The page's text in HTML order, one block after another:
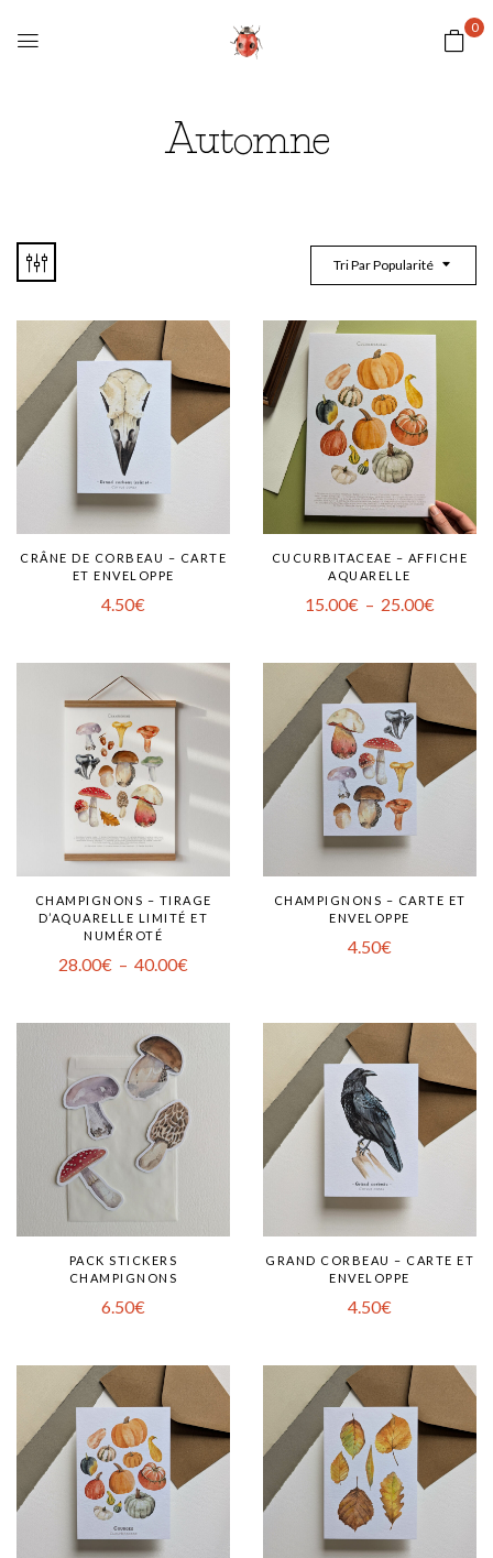
0
Automne
Tri Par Popularité
CRÂNE DE CORBEAU – CARTE
ET ENVELOPPE
4.50€
CUCURBITACEAE – AFFICHE
AQUARELLE
15.00€ – 25.00€
CHAMPIGNONS – TIRAGE
D’AQUARELLE LIMITÉ ET
NUMÉROTÉ
28.00€ – 40.00€
CHAMPIGNONS – CARTE ET
ENVELOPPE
4.50€
PACK STICKERS
CHAMPIGNONS
6.50€
GRAND CORBEAU – CARTE ET
ENVELOPPE
4.50€